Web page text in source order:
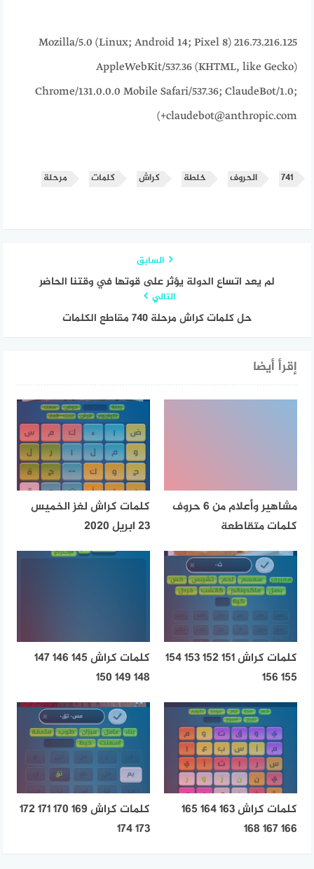
216.73.216.125 Mozilla/5.0 (Linux; Android 14; Pixel 8)
AppleWebKit/537.36 (KHTML, like Gecko)
Chrome/131.0.0.0 Mobile Safari/537.36; ClaudeBot/1.0;
+claudebot@anthropic.com)
٧٤١ الحروف خلطة كراش كلمات مرحلة
السابق
لم يعد اتساع الدولة يؤثر على قوتها في وقتنا الحاضر
التالي
حل كلمات كراش مرحلة 740 مقاطع الكلمات
إقرأ أيضا
مشاهير وأعلام من 6 حروف
كلمات متقاطعة
كلمات كراش لغز الخميس
23 ابريل 2020
كلمات كراش 151 152 153 154
155 156
كلمات كراش 145 146 147
148 149 150
كلمات كراش 163 164 165
166 167 168
كلمات كراش 169 170 171 172
173 174